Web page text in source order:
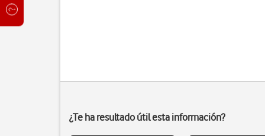
¿Te ha resultado útil esta información?